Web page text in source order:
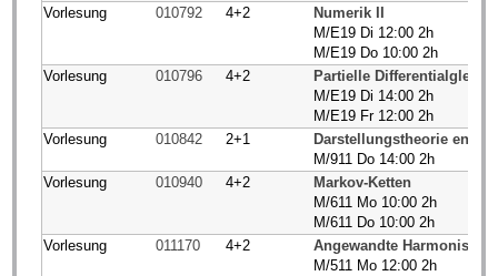
Vorlesung
010792 4+2
Numerik II
M/E19 Di 12:00 2h
M/E19 Do 10:00 2h
Vorlesung
010796 4+2
Partielle
M/E19 Di 14:00 2h
M/E19 Fr 12:00 2h
Vorlesung
010842 2+1
Darstellungstheorie
M/911 Do 14:00 2h
Vorlesung
010940 4+2
Markov-Ketten
M/611 Mo 10:00 2h
M/611 Do 10:00 2h
Vorlesung
011170 4+2
Angewandte
M/511 Mo 12:00 2h